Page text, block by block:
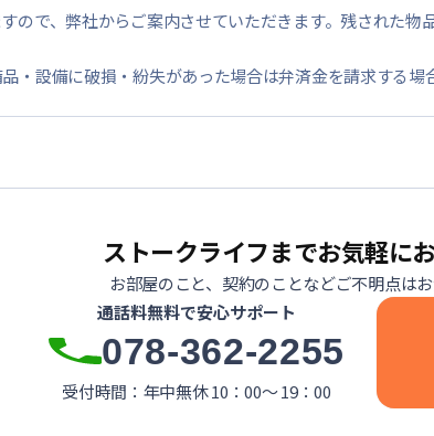
ので、弊社からご案内させていただきます。残された
・設備に破損・紛失があった場合は弁済金を請求する場
ストークライフまでお気軽に
お部屋のこと、契約のことなどご不明点は
通話料無料で安心サポート
078-362-2255
受付時間：年中無休 10：00～ 19：00